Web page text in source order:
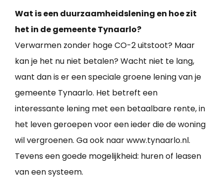
Wat is een duurzaamheidslening en hoe zit
het in de gemeente Tynaarlo?
Verwarmen zonder hoge CO-2 uitstoot? Maar
kan je het nu niet betalen? Wacht niet te lang,
want dan is er een speciale groene lening van je
gemeente Tynaarlo. Het betreft een
interessante lening met een betaalbare rente, in
het leven geroepen voor een ieder die de woning
wil vergroenen. Ga ook naar www.tynaarlo.nl.
Tevens een goede mogelijkheid: huren of leasen
van een systeem.